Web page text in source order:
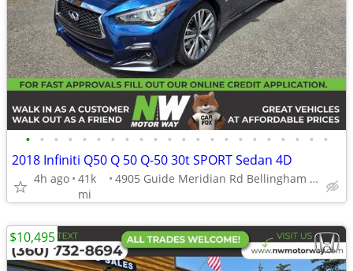
• • • • • • • • • • • • • • • • • • • • • •
2018 Infiniti Q50 Q 50 Q-50 30t SPORT Sedan 4D
4h ago 41k
mi
4905 Guide Meridian Rd Bellingham WA 98226
$10,495